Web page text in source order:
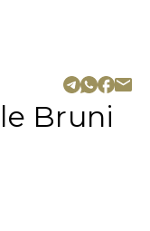
Bruni